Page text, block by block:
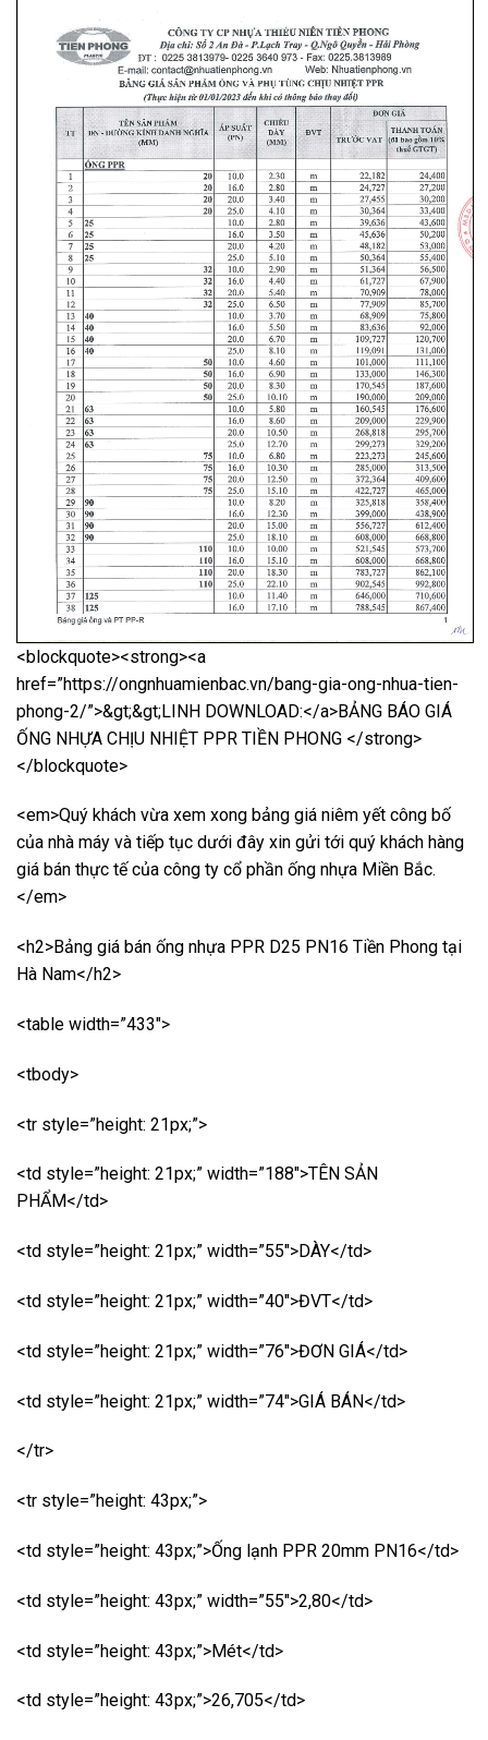
<blockquote><strong><a
href=”https://ongnhuamienbac.vn/bang-gia-ong-nhua-tien-
phong-2/”>&gt;&gt;LINH DOWNLOAD:</a>BẢNG BÁO GIÁ
ỐNG NHỰA CHỊU NHIỆT PPR TIỀN PHONG </strong>
</blockquote>
<em>Quý khách vừa xem xong bảng giá niêm yết công bố
của nhà máy và tiếp tục dưới đây xin gửi tới quý khách hàng
giá bán thực tế của công ty cổ phần ống nhựa Miền Bắc.
</em>
<h2>Bảng giá bán ống nhựa PPR D25 PN16 Tiền Phong tại
Hà Nam</h2>
<table width=”433″>
<tbody>
<tr style=”height: 21px;”>
<td style=”height: 21px;” width=”188″>TÊN SẢN
PHẨM</td>
<td style=”height: 21px;” width=”55″>DÀY</td>
<td style=”height: 21px;” width=”40″>ĐVT</td>
<td style=”height: 21px;” width=”76″>ĐƠN GIÁ</td>
<td style=”height: 21px;” width=”74″>GIÁ BÁN</td>
</tr>
<tr style=”height: 43px;”>
<td style=”height: 43px;”>Ống lạnh PPR 20mm PN16</td>
<td style=”height: 43px;” width=”55″>2,80</td>
<td style=”height: 43px;”>Mét</td>
<td style=”height: 43px;”>26,705</td>